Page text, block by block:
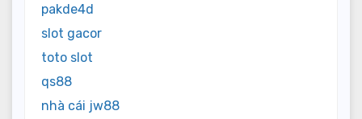
pakde4d
slot gacor
toto slot
qs88
nhà cái jw88